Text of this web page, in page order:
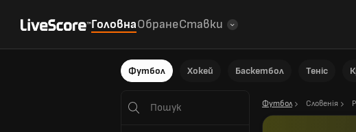
ГоловнаОбранеСтавки
Футбол Хокей Баскетбол Теніс
Футбол Словенія